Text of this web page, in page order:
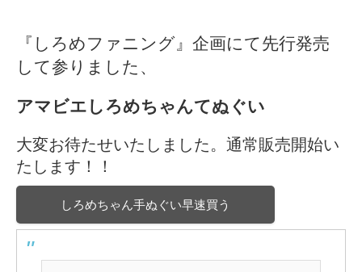
『しろめファニング』企画にて先行発売
して参りました、
アマビエしろめちゃんてぬぐい
大変お待たせいたしました。通常販売開始い
たします！！
しろめちゃん手ぬぐい早速買う